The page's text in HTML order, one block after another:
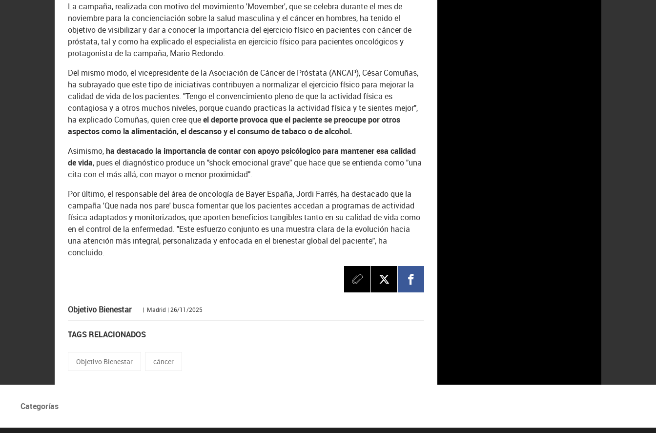
La campaña, realizada con motivo del movimiento 'Movember', que se celebra durante el mes de
noviembre para la concienciación sobre la salud masculina y el cáncer en hombres, ha tenido el
objetivo de visibilizar y dar a conocer la importancia del ejercicio físico en pacientes con cáncer de
próstata, tal y como ha explicado el especialista en ejercicio físico para pacientes oncológicos y
protagonista de la campaña, Mario Redondo.
Del mismo modo, el vicepresidente de la Asociación de Cáncer de Próstata (ANCAP), César Comuñas,
ha subrayado que este tipo de iniciativas contribuyen a normalizar el ejercicio físico para mejorar la
calidad de vida de los pacientes. "Tengo el convencimiento pleno de que la actividad física es
contagiosa y a otros muchos niveles, porque cuando practicas la actividad física y te sientes mejor",
ha explicado Comuñas, quien cree queel deporte provoca que el paciente se preocupe por otros
aspectos como la alimentación, el descanso y el consumo de tabaco o de alcohol.
Asimismo,ha destacado la importancia de contar con apoyo psicólogico para mantener esa calidad
de vida, pues el diagnóstico produce un "shock emocional grave" que hace que se entienda como "una
cita con el más allá, con mayor o menor proximidad".
Por último, el responsable del área de oncología de Bayer España, Jordi Farrés, ha destacado que la
campaña 'Que nada nos pare' busca fomentar que los pacientes accedan a programas de actividad
física adaptados y monitorizados, que aporten beneficios tangibles tanto en su calidad de vida como
en el control de la enfermedad. "Este esfuerzo conjunto es una muestra clara de la evolución hacia
una atención más integral, personalizada y enfocada en el bienestar global del paciente", ha
concluido.
Objetivo Bienestar | Madrid | 26/11/2025
TAGS RELACIONADOS
Objetivo Bienestar cáncer
Categorías